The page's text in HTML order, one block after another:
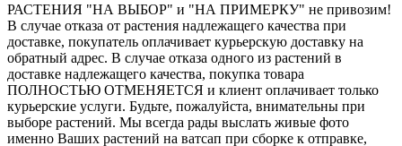
РАСТЕНИЯ "НА ВЫБОР" и "НА ПРИМЕРКУ" не привозим!
В случае отказа от растения надлежащего качества при
доставке, покупатель оплачивает курьерскую доставку на
обратный адрес. В случае отказа одного из растений в
доставке надлежащего качества, покупка товара
ПОЛНОСТЬЮ ОТМЕНЯЕТСЯ и клиент оплачивает только
курьерские услуги. Будьте, пожалуйста, внимательны при
выборе растений. Мы всегда рады выслать живые фото
именно Ваших растений на ватсап при сборке к отправке,